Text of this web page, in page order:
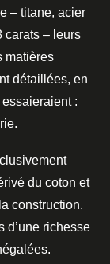
– titane, acier
carats – leurs
matières
détaillées, en
:
du coton et
construction.
d’une richesse